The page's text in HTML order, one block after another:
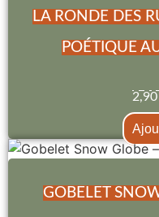
LA RONDE DES
POÉTIQUE
2,90
GOBELET